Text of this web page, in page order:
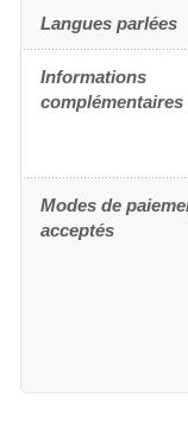
Langues parlées
Informations
complémentaires
Modes de
acceptés